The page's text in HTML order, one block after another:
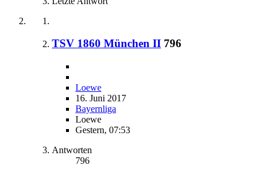
TSV 1860 München II 796
Loewe
16. Juni 2017
Bayernliga
Loewe
Gestern, 07:53
Antworten
796